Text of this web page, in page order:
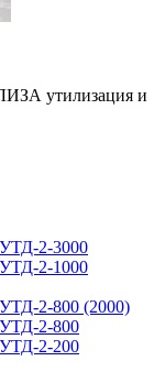
утилизация и
УТД-2-3000
УТД-2-1000
УТД-2-800 (2000)
УТД-2-800
УТД-2-200